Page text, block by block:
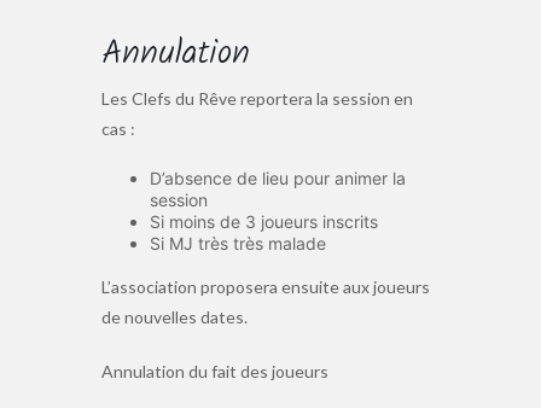
Annulation
Les Clefs du Rêve reportera la session en
cas :
D’absence de lieu pour animer la
session
Si moins de 3 joueurs inscrits
Si MJ très très malade
L’association proposera ensuite aux joueurs
de nouvelles dates.
Annulation du fait des joueurs